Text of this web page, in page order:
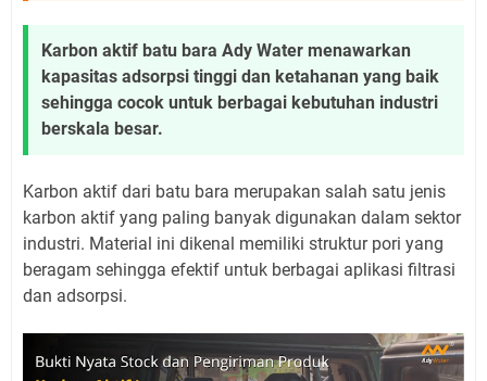
Karbon aktif batu bara Ady Water menawarkan
kapasitas adsorpsi tinggi dan ketahanan yang baik
sehingga cocok untuk berbagai kebutuhan industri
berskala besar.
Karbon aktif dari batu bara merupakan salah satu jenis
karbon aktif yang paling banyak digunakan dalam sektor
industri. Material ini dikenal memiliki struktur pori yang
beragam sehingga efektif untuk berbagai aplikasi filtrasi
dan adsorpsi.